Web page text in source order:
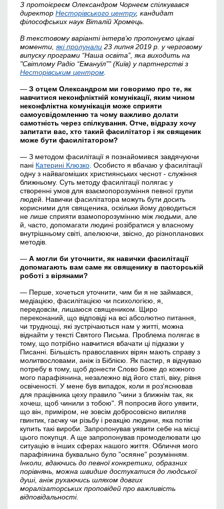
З протоієреєм Олександром Чорнеєм спілкувався
директор Несторівського центру, кандидат
філософських наук Віталій Хромець
В текстовому варіанті інтерв’ю пропонуємо цікаві
моменти, які пролунали 23 липня 2019 р. у черговому
випуску програми “Наша освіта”, яка виходить на
"Світлому Радіо “Емануїл”" (Київ) у партнерстві з
Несторівським центром
— З отцем Олександром ми говоримо про те, як
навчитися неконфліктній комунікації, яким чином
неконфліктна комунікація може сприяти
самоусвідомленню та чому важливо долати
самотність через спілкування. Отче, відразу хочу
запитати вас, хто такий фасилітатор і як священик
може бути фасилітатором?
— З методом фасилітації я познайомився завдячуючи
пані Катерині Клюзко . Особисто я вбачаю у фасилітації
одну з найвагоміших християнських чеснот - служіння
ближньому. Суть методу фасилітації полягає у
створенні умов для взаємопорозуміння певної групи
людей. Навички фасилітатора можуть бути досить
корисними для священика, оскільки йому доводиться
не лише сприяти взамопорозумінню між людьми, але
й, часто, допомагати людині розібратися у власному
внутрішньому світі, апелюючи, звісно, до різнопланових
методів.
— А могли би уточнити, як навички фасилітації
допомагають вам саме як священику в пасторській
роботі з вірянами?
— Перше, хочеться уточнити, чим би я не займався,
медіацією, фасилітацією чи психологією, я,
передовсім, лишаюся священиком. Щиро
переконаний, що відповіді на всі абсолютно питання,
чи труднощі, які зустрічаються нам у житті, можна
віднайти у тексті Святого Письма. Проблема полягає в
тому, що потрібно навчитися вбачати ці підказки у
Писанні. Більшість православних вірян мають справу з
молитвословами, аніж із Біблією. Як пастир, я відчуваю
потребу в тому, щоб донести Слово Боже до кожного
мого парафіянина, незалежно від його статі, віку, рівня
освіченості. У мене був випадок, коли я роз'яснював
для працівника цеху правило "чини з ближнім так, як
хочеш, щоб чинили з тобою". Я попросив його уявити,
що він, приміром, не зовсім добросовісно випиляв
гвинтик, гаєчку чи різьбу і реакцію людини, яка потім
купить такі вироби. Запропонував уявити себе на місці
цього покупця. А ще запропонував промоделювати цю
ситуацію в інших сферах нашого життя. Обличчя мого
парафіянина буквально було "осяяне" розумінням.
Інколи, вдаючись до певної конкретики, образних
порівнянь, можна швидше достукатися до людської
душі, аніж рухаючись шляхом довгих
моралізаторських проповідей про важливість
відповідальності.